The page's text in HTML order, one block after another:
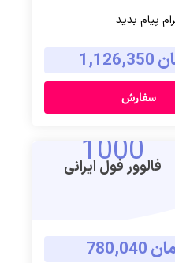
پیام بدید
سفارش
1000
فالوور فول ایرانی